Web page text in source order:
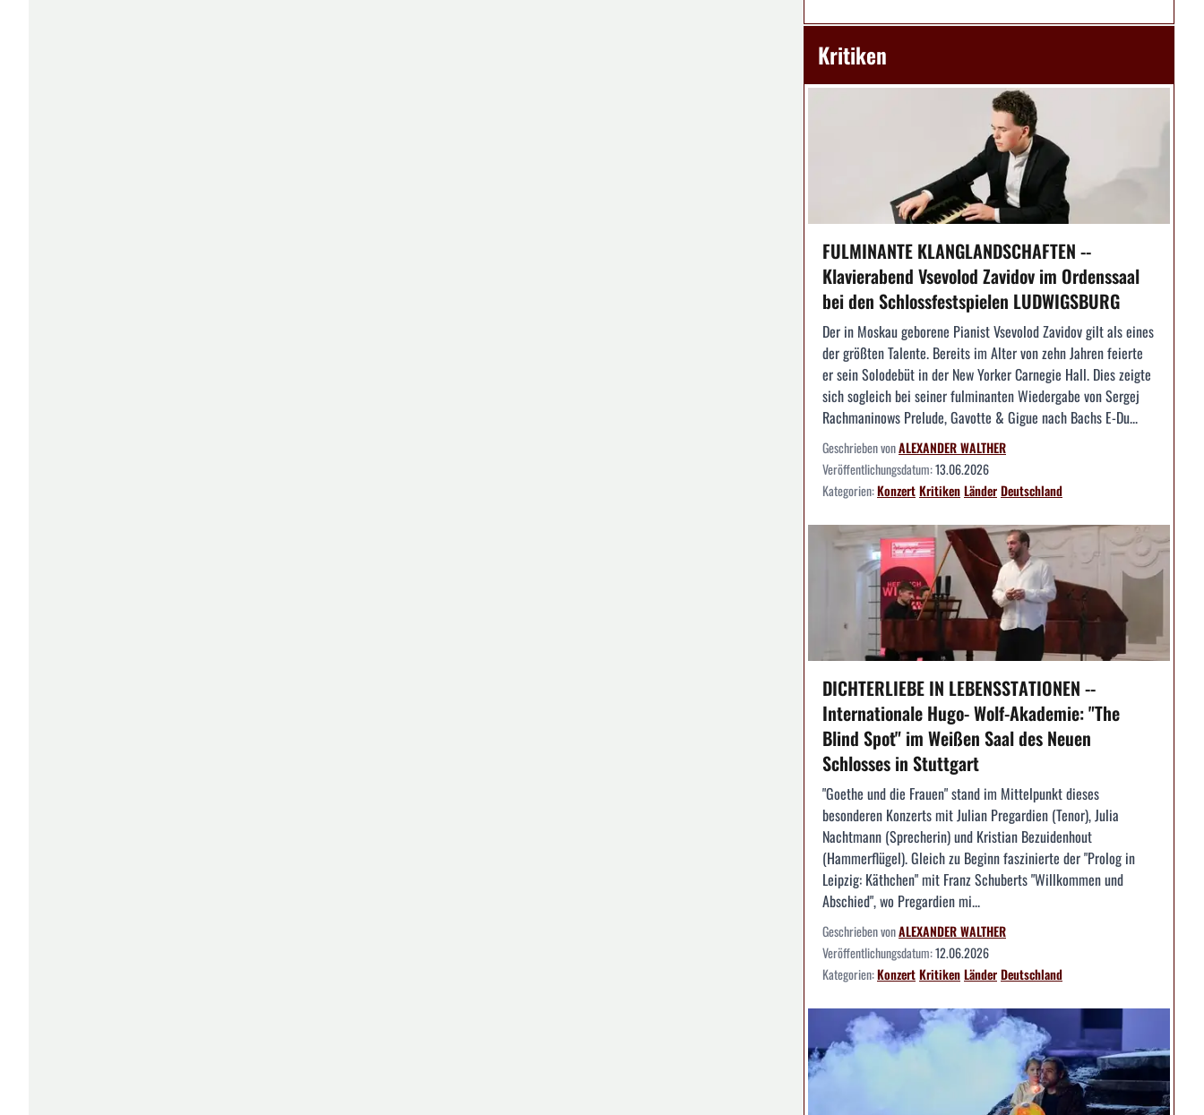
Kritiken
FULMINANTE KLANGLANDSCHAFTEN --
Klavierabend Vsevolod Zavidov im Ordenssaal
bei den Schlossfestspielen LUDWIGSBURG
Der in Moskau geborene Pianist Vsevolod Zavidov gilt als eines
der größten Talente. Bereits im Alter von zehn Jahren feierte
er sein Solodebüt in der New Yorker Carnegie Hall. Dies zeigte
sich sogleich bei seiner fulminanten Wiedergabe von Sergej
Rachmaninows Prelude, Gavotte & Gigue nach Bachs E-Du...
Geschrieben vonALEXANDER WALTHER
Veröffentlichungsdatum:13.06.2026
Kategorien:KonzertKritikenLänderDeutschland
DICHTERLIEBE IN LEBENSSTATIONEN --
Internationale Hugo- Wolf-Akademie: "The
Blind Spot" im Weißen Saal des Neuen
Schlosses in Stuttgart
"Goethe und die Frauen" stand im Mittelpunkt dieses
besonderen Konzerts mit Julian Pregardien (Tenor), Julia
Nachtmann (Sprecherin) und Kristian Bezuidenhout
(Hammerflügel). Gleich zu Beginn faszinierte der "Prolog in
Leipzig: Käthchen" mit Franz Schuberts "Willkommen und
Abschied", wo Pregardien mi...
Geschrieben vonALEXANDER WALTHER
Veröffentlichungsdatum:12.06.2026
Kategorien:KonzertKritikenLänderDeutschland